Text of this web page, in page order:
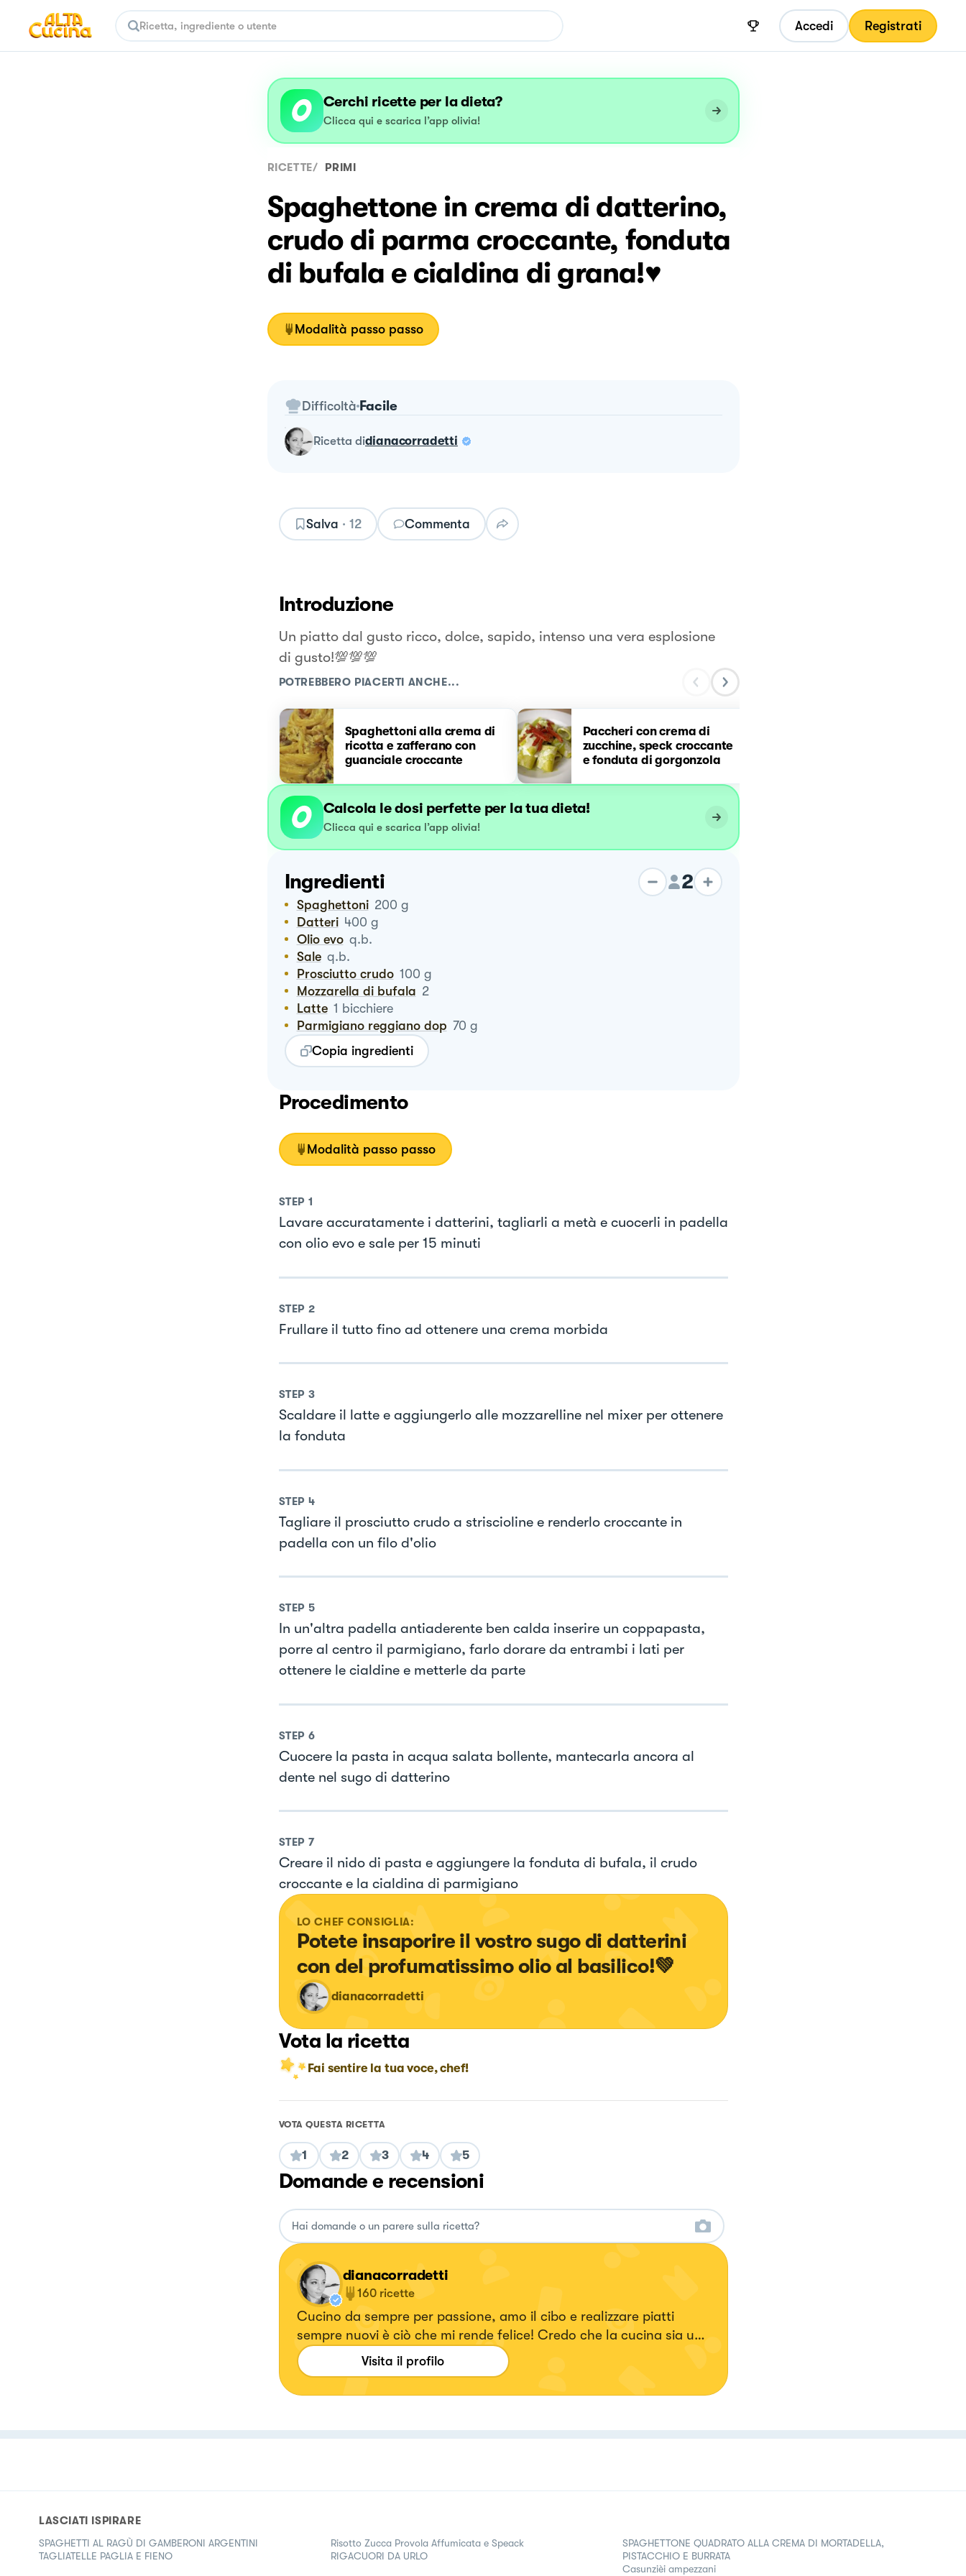
Accedi Registrati
Cerchi ricette per la dieta?
Clicca qui e scarica l’app olivia!
RICETTE/ PRIMI
Spaghettone in crema di datterino,
crudo di parma croccante, fonduta
di bufala e cialdina di grana!♥
Modalità passo passo
Difficoltà Facile
ricetta didianacorradetti
Salva · 12 Commenta
Introduzione
Un piatto dal gusto ricco, dolce, sapido, intenso una vera esplosione
di gusto!💯💯💯
POTREBBERO PIACERTI ANCHE...
Spaghettoni alla crema di
ricotta e zafferano con
guanciale croccante
Paccheri con crema di
zucchine, speck croccante
e fonduta di gorgonzola
Calcola le dosi perfette per la tua dieta!
Clicca qui e scarica l’app olivia!
Ingredienti 2
Spaghettoni 200 g
Datteri 400 g
Olio evo q.b.
Sale q.b.
Prosciutto crudo 100 g
Mozzarella di bufala 2
Latte 1 bicchiere
Parmigiano reggiano dop 70 g
Copia ingredienti
Procedimento
Modalità passo passo
STEP 1
Lavare accuratamente i datterini, tagliarli a metà e cuocerli in padella
con olio evo e sale per 15 minuti
STEP 2
Frullare il tutto fino ad ottenere una crema morbida
STEP 3
Scaldare il latte e aggiungerlo alle mozzarelline nel mixer per ottenere
la fonduta
STEP 4
Tagliare il prosciutto crudo a striscioline e renderlo croccante in
padella con un filo d'olio
STEP 5
In un'altra padella antiaderente ben calda inserire un coppapasta,
porre al centro il parmigiano, farlo dorare da entrambi i lati per
ottenere le cialdine e metterle da parte
STEP 6
Cuocere la pasta in acqua salata bollente, mantecarla ancora al
dente nel sugo di datterino
STEP 7
Creare il nido di pasta e aggiungere la fonduta di bufala, il crudo
croccante e la cialdina di parmigiano
LO CHEF CONSIGLIA:
Potete insaporire il vostro sugo di datterini
con del profumatissimo olio al basilico!💚
dianacorradetti
Vota la ricetta
Fai sentire la tua voce, chef!
VOTA QUESTA RICETTA
1 2 3 4 5
Domande e recensioni
dianacorradetti
160 ricette
Cucino da sempre per passione, amo il cibo e realizzare piatti
sempre nuovi è ciò che mi rende felice! Credo che la cucina sia una
delle espressioni artistiche più densa di amore che esista💖
https://www.instagram.com/dianacor14/
Visita il profilo
LASCIATI ISPIRARE
SPAGHETTI AL RAGÙ DI GAMBERONI ARGENTINI
TAGLIATELLE PAGLIA E FIENO
Risotto Zucca Provola Affumicata e Speack
RIGACUORI DA URLO
SPAGHETTONE QUADRATO ALLA CREMA DI MORTADELLA,
PISTACCHIO E BURRATA
Casunzièi ampezzani